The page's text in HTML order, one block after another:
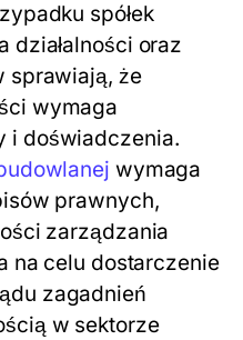
spółek
działalności oraz
sprawiają, że
wymaga
i doświadczenia.
wymaga
prawnych,
zarządzania
na celu dostarczenie
zagadnień
w sektorze